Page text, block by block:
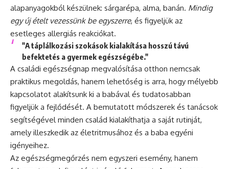
alapanyagokból készülnek: sárgarépa, alma, banán. Mindig
egy új ételt vezessünk be egyszerre, és figyeljük az
esetleges allergiás reakciókat.
"A táplálkozási szokások kialakítása hosszú távú
befektetés a gyermek egészségébe."
A családi egészségnap megvalósítása otthon nemcsak
praktikus megoldás, hanem lehetőség is arra, hogy mélyebb
kapcsolatot alakítsunk ki a babával és tudatosabban
figyeljük a fejlődését. A bemutatott módszerek és tanácsok
segítségével minden család kialakíthatja a saját rutinját,
amely illeszkedik az életritmusához és a baba egyéni
igényeihez.
Az egészségmegőrzés nem egyszeri esemény, hanem